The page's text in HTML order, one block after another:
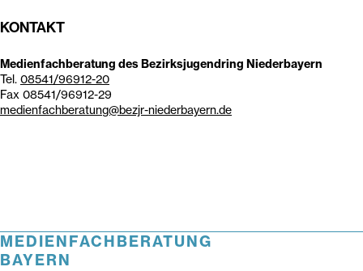
KONTAKT
Medienfachberatung des Bezirksjugendring Niederbayern
Tel. 08541/96912-20
Fax 08541/96912-29
medienfachberatung@bezjr-niederbayern.de
MEDIENFACHBERATUNG
BAYERN